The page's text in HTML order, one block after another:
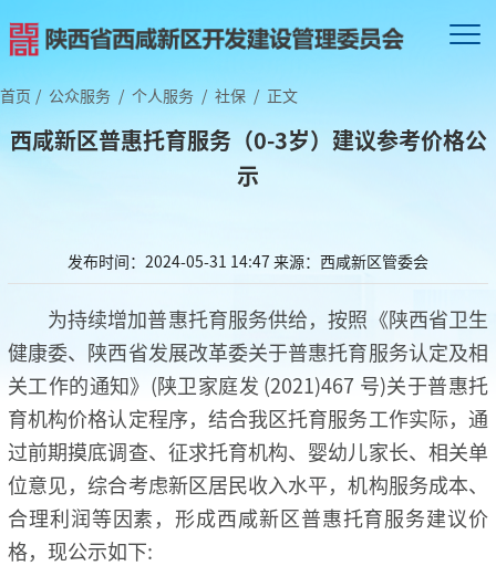
首页 / 公众服务 / 个人服务 / 社保 / 正文
西咸新区普惠托育服务（0-3岁）建议参考价格公
示
发布时间：2024-05-31 14:47 来源：西咸新区管委会
为持续增加普惠托育服务供给，按照《陕西省卫生
健康委、陕西省发展改革委关于普惠托育服务认定及相
关工作的通知》(陕卫家庭发 (2021)467 号)关于普惠托
育机构价格认定程序，结合我区托育服务工作实际，通
过前期摸底调查、征求托育机构、婴幼儿家长、相关单
位意见，综合考虑新区居民收入水平，机构服务成本、
合理利润等因素，形成西咸新区普惠托育服务建议价
格，现公示如下: